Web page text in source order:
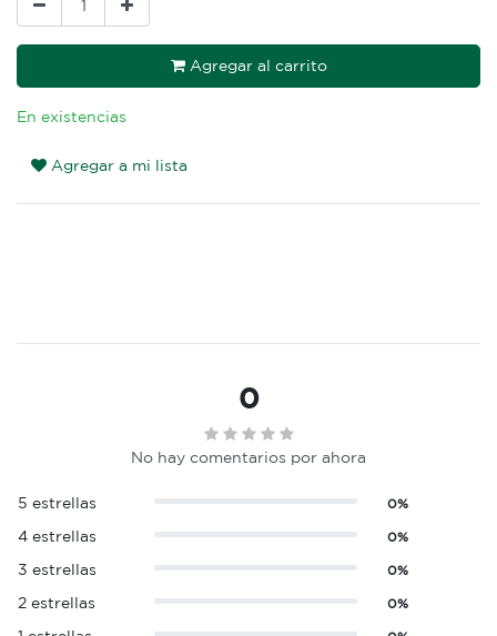
Agregar al carrito
En existencias
Agregar a mi lista
0
No hay comentarios por ahora
5 estrellas 0%
4 estrellas 0%
3 estrellas 0%
2 estrellas 0%